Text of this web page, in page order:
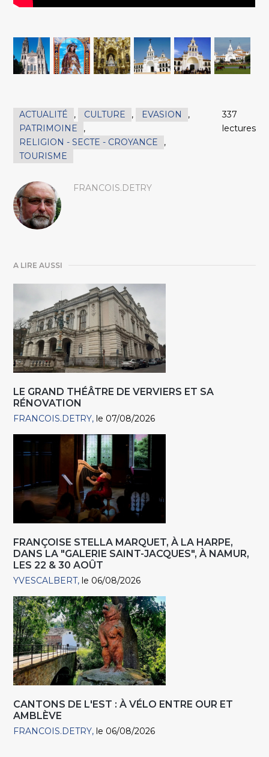
ACTUALITÉ , CULTURE , EVASION
,
PATRIMOINE
,
RELIGION - SECTE - CROYANCE
,
TOURISME
337
lectures
FRANCOIS.DETRY
A LIRE AUSSI
LE GRAND THÉÂTRE DE VERVIERS ET SA
RÉNOVATION
FRANCOIS.DETRY le 07/08/2026
FRANÇOISE STELLA MARQUET, À LA HARPE,
DANS LA "GALERIE SAINT-JACQUES", À NAMUR,
LES 22 & 30 AOÛT
YVESCALBERT le 06/08/2026
CANTONS DE L'EST : À VÉLO ENTRE OUR ET
AMBLÈVE
FRANCOIS.DETRY le 06/08/2026